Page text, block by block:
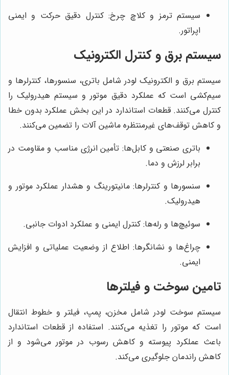
سیستم ترمز و کلاچ چرخ: کنترل دقیق حرکت و ایمنی
اپراتور.
سیستم برق و کنترل الکترونیک
سیستم برق و الکترونیک لودر شامل باتری، سنسورها، کنترلرها و
سیم‌کشی است که عملکرد دقیق موتور و سیستم هیدرولیک را
کنترل می‌کنند. قطعات استاندارد در این بخش عملکرد بدون خطا
و کاهش توقف‌های غیرمنتظره ماشین آلات را تضمین می‌کنند.
باتری صنعتی و کابل‌ها: تأمین انرژی مناسب و مقاومت در
برابر لرزش و دما.
سنسورها و کنترلرها: مانیتورینگ و هشدار عملکرد موتور و
هیدرولیک.
سوئیچ‌ها و رله‌ها: کنترل ایمنی و عملکرد ادوات جانبی.
چراغ‌ها و نشانگرها: اطلاع از وضعیت عملیاتی و افزایش
ایمنی.
تامین سوخت و فیلترها
سیستم سوخت لودر شامل مخزن، پمپ، فیلتر و خطوط انتقال
است که موتور را تغذیه می‌کنند. استفاده از قطعات استاندارد
باعث عملکرد پیوسته و کاهش رسوب در موتور می‌شود و از
کاهش راندمان جلوگیری می‌کند.